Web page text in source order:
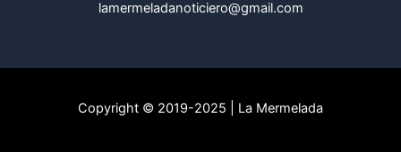
lamermeladanoticiero@gmail.com
Copyright © 2019-2025 | La Mermelada